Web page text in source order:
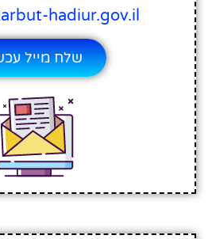
hadiur.gov.il
שלח מייל